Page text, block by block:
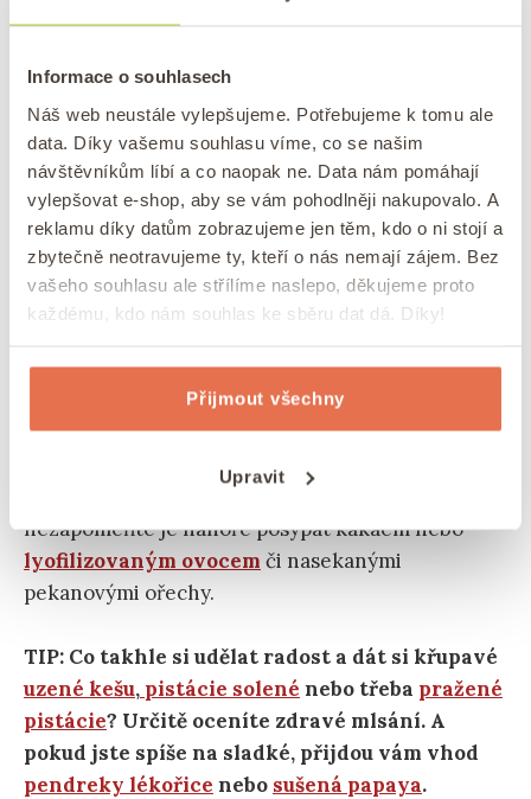
Informace o souhlasech
Náš web neustále vylepšujeme. Potřebujeme k tomu ale
data. Díky vašemu souhlasu víme, co se našim
návštěvníkům líbí a co naopak ne. Data nám pomáhají
vylepšovat e-shop, aby se vám pohodlněji nakupovalo. A
reklamu díky datům zobrazujeme jen těm, kdo o ni stojí a
zbytečně neotravujeme ty, kteří o nás nemají zájem. Bez
vašeho souhlasu ale střílíme naslepo, děkujeme proto
každému, kdo nám souhlas ke sběru dat dá. Díky!
Přijmout všechny
Upravit
je dáte do trouby, můžete je ještě posypat
po upečení nechte hodinu vychladnout, aby se
chutě krásně propojily.
TIP:Vláčný perník s ořechy na plech
Čím ozdobit vláčné perníkové muffiny s
jablky a čokoládou
vypadají dobře i jen tak.Pokud je chcete udělat
trochu více slavnostně, můžete z nich udělat
cupcaky nebo je potřít třeba zakysanou
smetanou či ořechovým máslem
). Pokud budete dělat krém,
nezapomeňte je nahoře posypat kakaem nebo
lyofilizovaným ovocem či nasekanými
pekanovými ořechy.
TIP: Co takhle si udělat radost a dát si křupavé
uzené kešu, pistácie solené nebo třeba pražené
pistácie? Určitě oceníte zdravé mlsání. A
pokud jste spíše na sladké, přijdou vám vhod
pendreky lékořice nebo sušená papaya.